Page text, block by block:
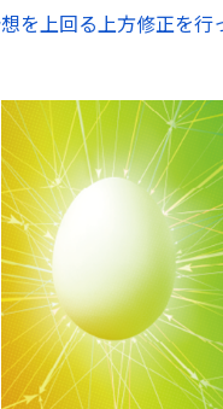
を上回る上方修正を